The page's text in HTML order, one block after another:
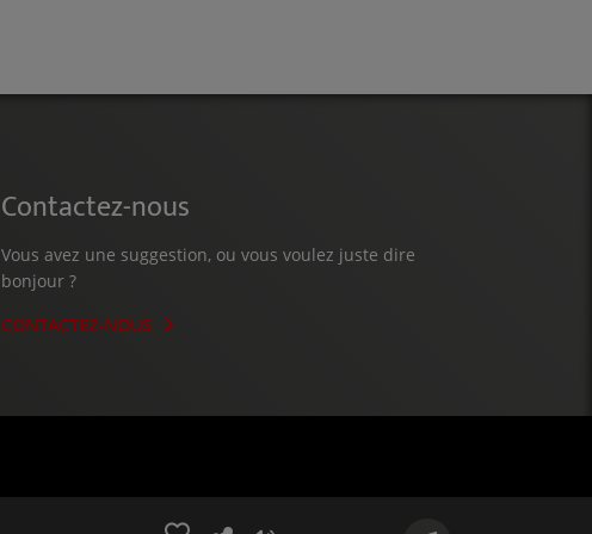
Contactez-nous
Vous avez une suggestion, ou vous voulez juste dire
bonjour ?
CONTACTEZ-NOUS